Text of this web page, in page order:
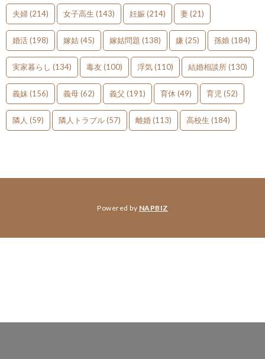
夫婦(214) 女子高生 (143) 妊娠(214) 妻(21)
婚活(198) 嫁姑(45) 嫁姑問題 (138) 嫌 (25) 孫娘 (184)
実家暮らし (134) 毒友(100) 浮気(110) 結婚相談所(130)
義妹 (156) 義母(62) 義父 (191) 育休 (49) 育児 (52)
隣人 (59) 隣人トラブル(57) 離婚(113) 高校生 (184)
Powered by NAPBIZ